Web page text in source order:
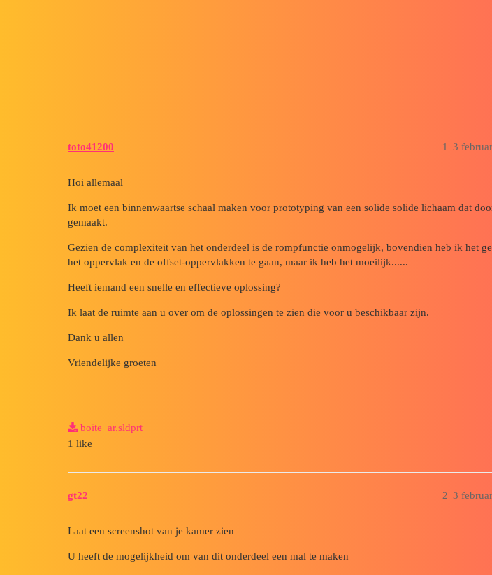
toto41200 3
1
Hoi allemaal
Ik moet een binnenwaartse schaal maken voor prototyping van een solide solide lichaam dat
gemaakt.
Gezien de complexiteit van het onderdeel is de rompfunctie onmogelijk, bovendien heb ik het
het oppervlak en de offset-oppervlakken te gaan, maar ik heb het moeilijk......
Heeft iemand een snelle en effectieve oplossing?
Ik laat de ruimte aan u over om de oplossingen te zien die voor u beschikbaar zijn.
Dank u allen
Vriendelijke groeten
boite_ar.sldprt
1 like
gt22 3
2
Laat een screenshot van je kamer zien
U heeft de mogelijkheid om van dit onderdeel een mal te maken